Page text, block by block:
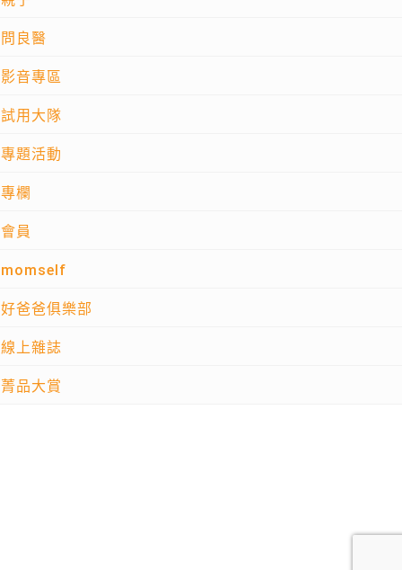
問良醫
影音專區
試用大隊
專題活動
專欄
會員
momself
好爸爸俱樂部
線上雜誌
菁品大賞